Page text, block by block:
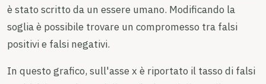
è stato scritto da un essere umano. Modificando la
soglia è possibile trovare un compromesso tra falsi
positivi e falsi negativi.
In questo grafico, sull'asse x è riportato il tasso di falsi